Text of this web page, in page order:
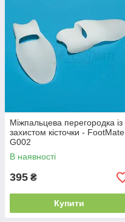
Міжпальцева перегородка із
захистом кісточки - FootMate
G002
В наявності
395 ₴
Купити